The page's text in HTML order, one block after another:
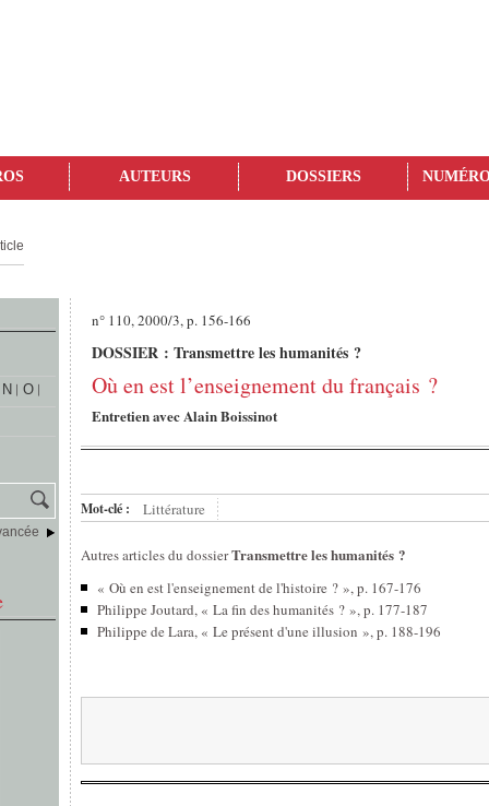
AUTEURS DOSSIERS
N
O
n° 110, 2000/3, p. 156-166
DOSSIER : Transmettre les humanités ?
Où en est l’enseignement du français ?
Entretien avec Alain Boissinot
Mot-clé : Littérature
Autres articles du dossierTransmettre les humanités ?
« Où en est l'enseignement de l'histoire ? », p. 167-176
Philippe Joutard, « La fin des humanités ? », p. 177-187
Philippe de Lara, « Le présent d'une illusion », p. 188-196